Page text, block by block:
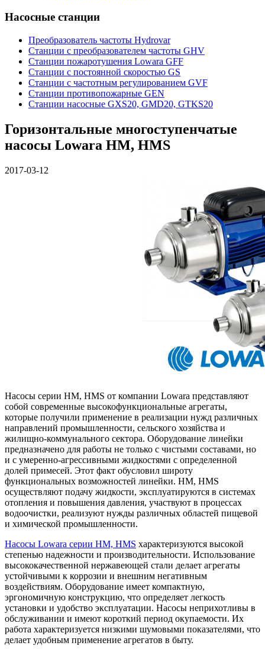
Насосные станции
Преобразователь частоты Hydrovar
Станции с преобразователем частоты GHV
Станции пожаротушения Lowara GFF
Станции с постоянной скоростью GS
Станции с частотным регулированием GVF
Станции противопожарные GEN
Станции насосные GXS20, GMD20, GTKS20
Горизонтальные многоступенчатые
насосы Lowara HM, HMS
2017-03-12
Насосы серии HM, HMS от компании Lowara представляют
собой современные высокофункциональные агрегаты,
которые получили применение в реализации нужд различных
направлений промышленности, сельского хозяйства и
жилищно-коммунального сектора. Оборудование линейки
предназначено для работы не только с чистыми составами, но
и с умеренно-агрессивными жидкостями с определенной
долей примесей. Этот факт обусловил широту
функциональных возможностей линейки. HM, HMS
осуществляют подачу жидкости, эксплуатируются в системах
отопления и повышения давления, участвуют в процессах
водоочистки, реализуют нужды различных областей пищевой
и химической промышленности.
Насосы Lowara серии HM, HMS характеризуются высокой
степенью надежности и производительности. Использование
высококачественной нержавеющей стали делает агрегаты
устойчивыми к коррозии и внешним негативным
воздействиям. Оборудование имеет компактную,
эргономичную конструкцию, что определяет легкость
установки и удобство эксплуатации. Насосы неприхотливы в
обслуживании и имеют короткий период окупаемости. Их
работа характеризуется низкими шумовыми показателями, что
делает удобным применение агрегатов в быту.